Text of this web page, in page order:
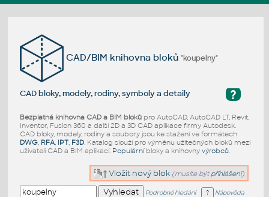
CAD/BIM knihovna bloků"koupelny"
?
CAD bloky, modely, rodiny, symboly a detaily
Bezplatná knihovna CAD a BIM blokůpro AutoCAD, AutoCAD LT, Revit,
Inventor, Fusion 360 a další 2D a 3D CAD aplikace firmy Autodesk.
CAD bloky, modely, rodiny a soubory jsou ke stažení ve formátech
DWG, RFA, IPT, F3D. Katalog slouží pro výměnu užitečných bloků mezi
uživateli CAD a BIM aplikací. Populárníbloky a knihovny výrobců.
Vložit nový blok (musíte být přihlášeni)
Podrobné hledání Nápověda